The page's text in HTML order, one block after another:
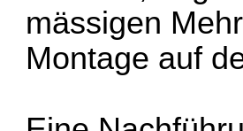
mässigen
Montage auf